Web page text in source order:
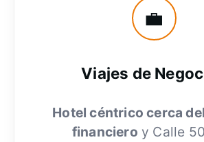
💼
Viajes de
Hotel céntrico cerca
financiero y Calle